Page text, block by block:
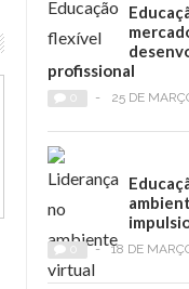
profissional
- 25 DE
- 18 DE